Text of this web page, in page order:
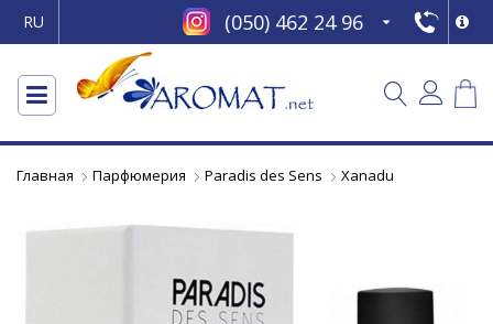
RU (050) 462 24 96
Главная Парфюмерия Paradis des Sens Xanadu